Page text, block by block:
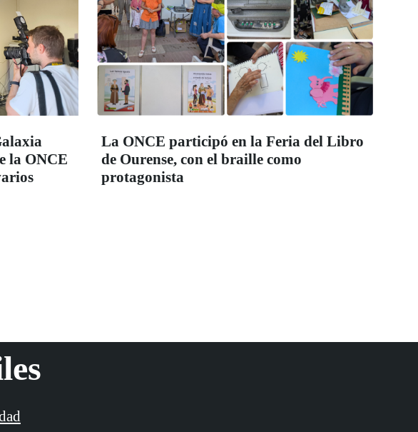
la ONCE
La ONCE participó en la Feria del Libro
de Ourense, con el braille como
protagonista